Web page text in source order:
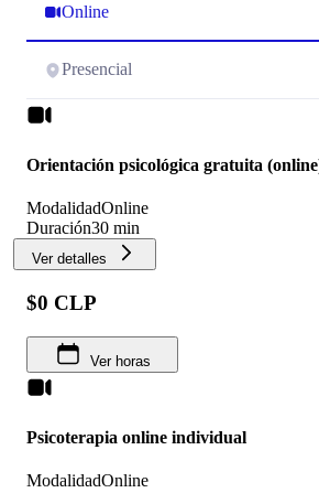
Online
Presencial
Orientación psicológica gratuita
ModalidadOnline
Duración30 min
Ver detalles
$0 CLP
Ver horas
Psicoterapia online individual
ModalidadOnline